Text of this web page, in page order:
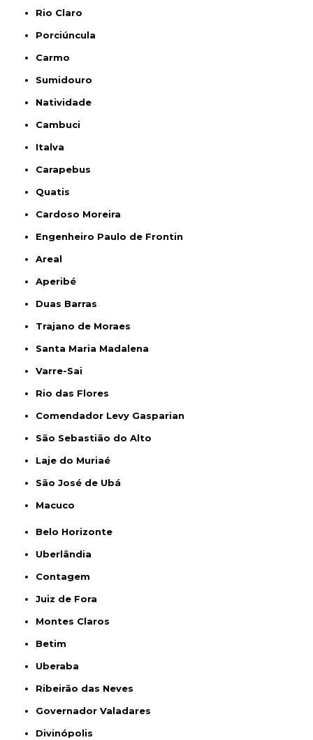
Rio Claro
Porciúncula
Carmo
Sumidouro
Natividade
Cambuci
Italva
Carapebus
Quatis
Cardoso Moreira
Engenheiro Paulo de Frontin
Areal
Aperibé
Duas Barras
Trajano de Moraes
Santa Maria Madalena
Varre-Sai
Rio das Flores
Comendador Levy Gasparian
São Sebastião do Alto
Laje do Muriaé
São José de Ubá
Macuco
Belo Horizonte
Uberlândia
Contagem
Juiz de Fora
Montes Claros
Betim
Uberaba
Ribeirão das Neves
Governador Valadares
Divinópolis